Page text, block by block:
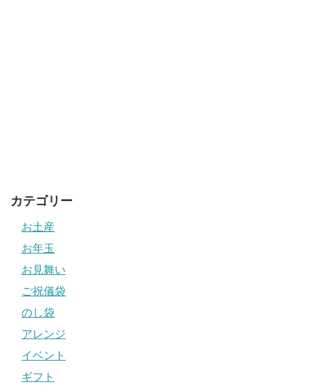
カテゴリー
お土産
お年玉
お見舞い
ご祝儀袋
のし袋
アレンジ
イベント
ギフト